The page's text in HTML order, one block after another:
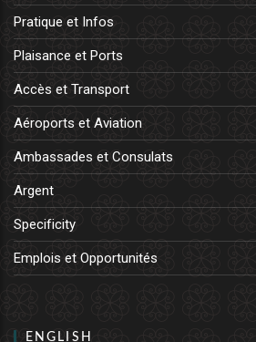
Pratique et Infos
Plaisance et Ports
Accès et Transport
Aéroports et Aviation
Ambassades et Consulats
Argent
Specificity
Emplois et Opportunités
ENGLISH